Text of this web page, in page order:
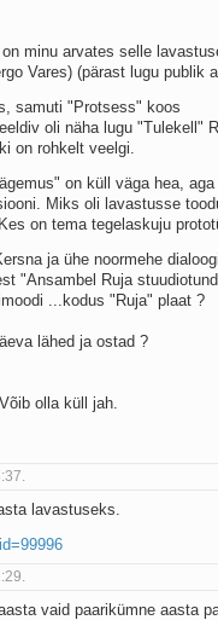
minu arvates selle
Vares) (pärast lugu publik
samuti "Protsess" koos
oli näha lugu "Tulekell"
on rohkelt veelgi.
on küll väga hea,
Miks oli lavastusse
on tema tegelaskuju
ja ühe noormehe
"Ansambel Ruja
...kodus "Ruja" plaat ?
lähed ja ostad ?
olla küll jah.
lavastuseks.
vaid paarikümne aasta